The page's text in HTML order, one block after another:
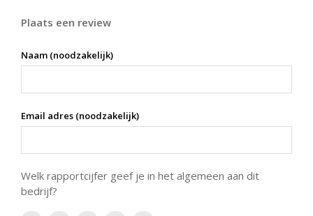
Plaats een review
Naam (noodzakelijk)
Email adres (noodzakelijk)
Welk rapportcijfer geef je in het algemeen aan dit
bedrijf?